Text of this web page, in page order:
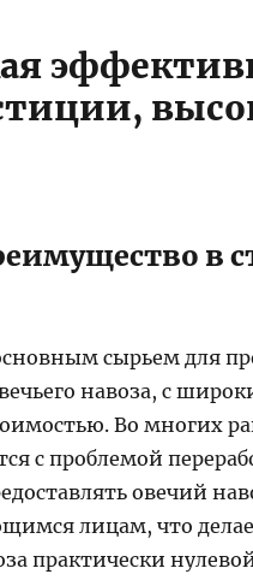
в
сырьем для
навоза, с
Во многих
с проблемой
овечий
лицам, что
практически